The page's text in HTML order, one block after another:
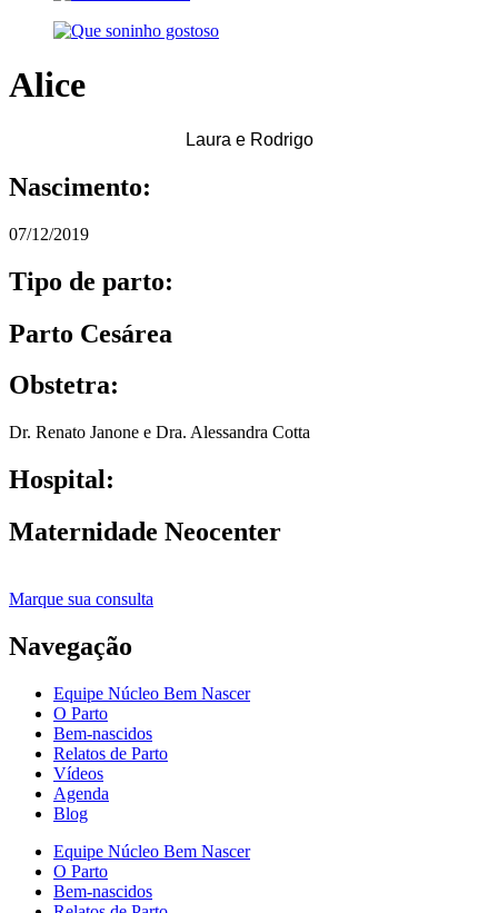
Alice
Laura e Rodrigo
Nascimento:
07/12/2019
Tipo de parto:
Parto Cesárea
Obstetra:
Dr. Renato Janone e Dra. Alessandra Cotta
Hospital:
Maternidade Neocenter
Marque sua consulta
Navegação
Equipe Núcleo Bem Nascer
O Parto
Bem-nascidos
Relatos de Parto
Vídeos
Agenda
Blog
Equipe Núcleo Bem Nascer
O Parto
Bem-nascidos